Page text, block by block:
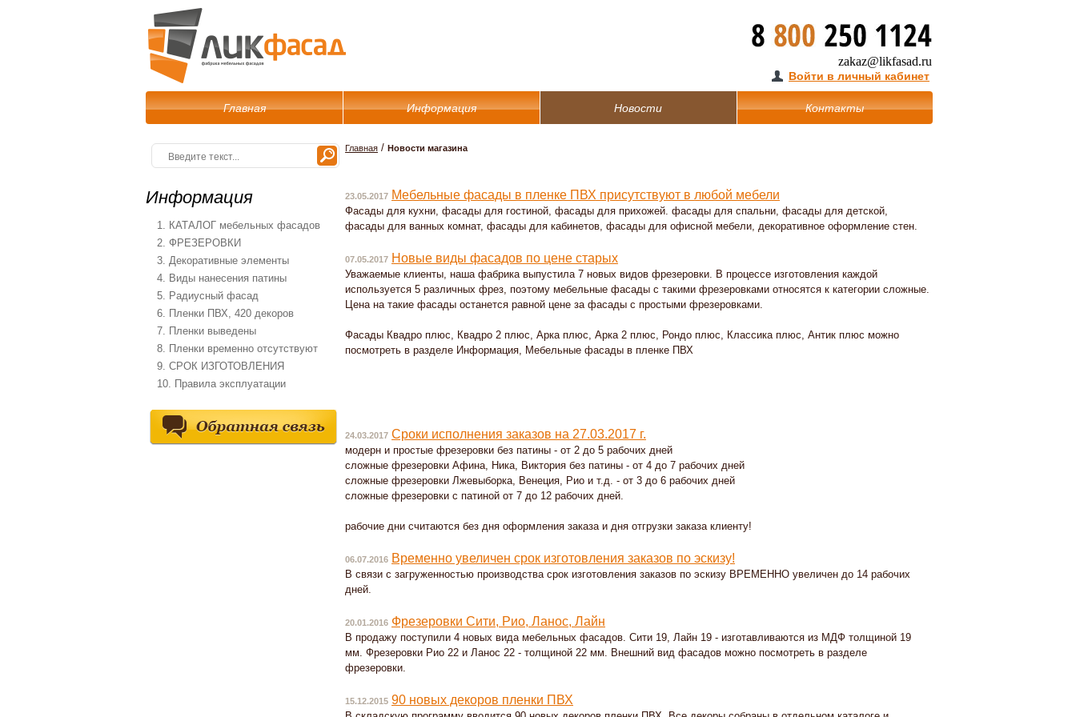
zakaz@likfasad.ru
Войти в личный кабинет
Главная Информация Новости Контакты
Информация
1. КАТАЛОГ мебельных фасадов
2. ФРЕЗЕРОВКИ
3. Декоративные элементы
4. Виды нанесения патины
5. Радиусный фасад
6. Пленки ПВХ, 420 декоров
7. Пленки выведены
8. Пленки временно отсутствуют
9. СРОК ИЗГОТОВЛЕНИЯ
10. Правила эксплуатации
Главная / Новости магазина
23.05.2017 Мебельные фасады в пленке ПВХ присутствуют в любой мебели
Фасады для кухни, фасады для гостиной, фасады для прихожей. фасады для спальни, фасады для детской,
фасады для ванных комнат, фасады для кабинетов, фасады для офисной мебели, декоративное оформление стен.
07.05.2017 Новые виды фасадов по цене старых
Уважаемые клиенты, наша фабрика выпустила 7 новых видов фрезеровки. В процессе изготовления каждой
используется 5 различных фрез, поэтому мебельные фасады с такими фрезеровками относятся к категории сложные.
Цена на такие фасады останется равной цене за фасады с простыми фрезеровками.
Фасады Квадро плюс, Квадро 2 плюс, Арка плюс, Арка 2 плюс, Рондо плюс, Классика плюс, Антик плюс можно
посмотреть в разделе Информация, Мебельные фасады в пленке ПВХ
24.03.2017 Сроки исполнения заказов на 27.03.2017 г.
модерн и простые фрезеровки без патины - от 2 до 5 рабочих дней
сложные фрезеровки Афина, Ника, Виктория без патины - от 4 до 7 рабочих дней
сложные фрезеровки Лжевыборка, Венеция, Рио и т.д. - от 3 до 6 рабочих дней
сложные фрезеровки с патиной от 7 до 12 рабочих дней.
рабочие дни считаются без дня оформления заказа и дня отгрузки заказа клиенту!
06.07.2016 Временно увеличен срок изготовления заказов по эскизу!
В связи с загруженностью производства срок изготовления заказов по эскизу ВРЕМЕННО увеличен до 14 рабочих
дней.
20.01.2016 Фрезеровки Сити, Рио, Ланос, Лайн
В продажу поступили 4 новых вида мебельных фасадов. Сити 19, Лайн 19 - изготавливаются из МДФ толщиной 19
мм. Фрезеровки Рио 22 и Ланос 22 - толщиной 22 мм. Внешний вид фасадов можно посмотреть в разделе
фрезеровки.
15.12.2015 90 новых декоров пленки ПВХ